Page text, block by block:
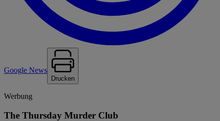
Google News
Drucken
Werbung
The Thursday Murder Club